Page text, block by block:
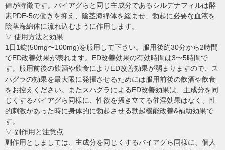
値が特徴です。バイアグらと同じ主成分であるシルデナフィルは酵
素PDE-5の働きを抑え、陰茎海綿体を緩ませ、勃起に必要な血液を
陰茎海綿体に流れ込むように作用します。
▽ 使用方法と効果
1日1錠(50mg〜100mg)を服用して下さい。服用後約30分から2時間
でED改善効果が表れます。ED改善効果の有効時間は3〜5時間で
す。服用前後の飲酒や飲食によりED改善効果が弱まりますので、ス
ハグラの効果を最大限に発揮させるためには服用前後の飲酒や飲食
をお控えください。またスハグラによるED改善効果は、主成分を同
じくするバイアグら同様に、性欲を掻き立てる催淫効果はなく、性
的刺激があった時に身体的に勃起させる勃起機能改善&補助効果で
す。
▽ 副作用と注意点
副作用としましては、主成分を同じくするバイアグら同様に、個人